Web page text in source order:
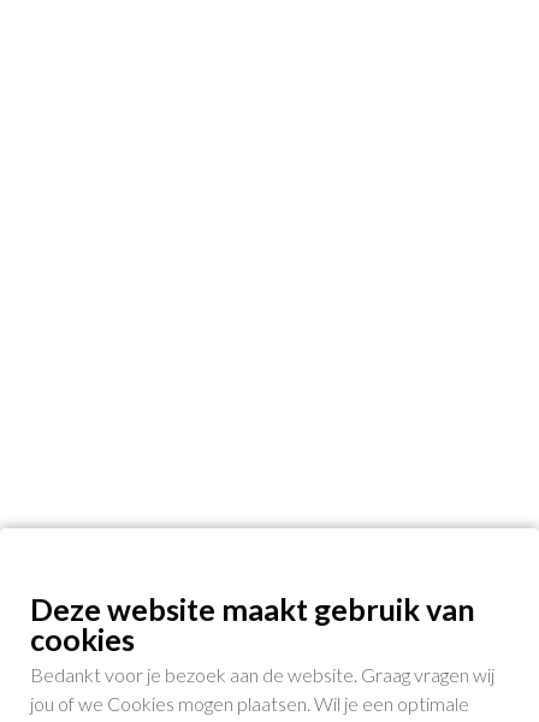
Deze website maakt gebruik van
cookies
Bedankt voor je bezoek aan de website. Graag vragen wij
jou of we Cookies mogen plaatsen. Wil je een optimale